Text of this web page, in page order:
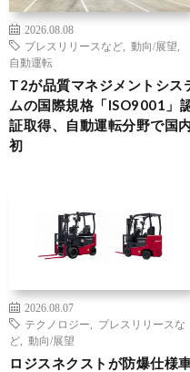
2026.08.08
プレスリリースなど
動向/展望
自動運転
T2が品質マネジメントシス
ムの国際規格「ISO9001」
証取得、自動運転分野で国
初
2026.08.07
テクノロジー
プレスリリースな
ど
動向/展望
ロジスネクストが防爆仕様